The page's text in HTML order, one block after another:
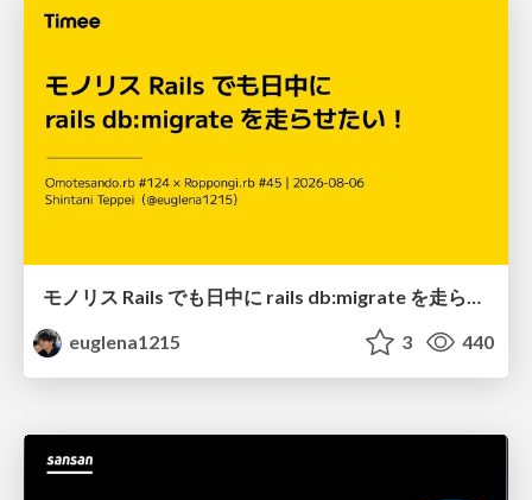
モノリス Rails でも日中に rails db:migrate を走らせたい！ / Daytime rails db:migrate on Monolithic Rails!
euglena1215
3 440